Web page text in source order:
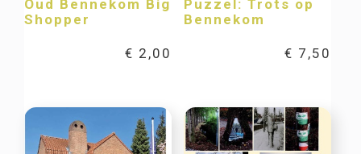
Oud Bennekom Big
Shopper
€ 2,00
Puzzel: Trots op
Bennekom
€ 7,50